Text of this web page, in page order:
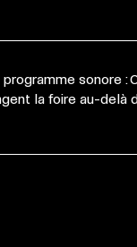
sonore :
la foire au-delà